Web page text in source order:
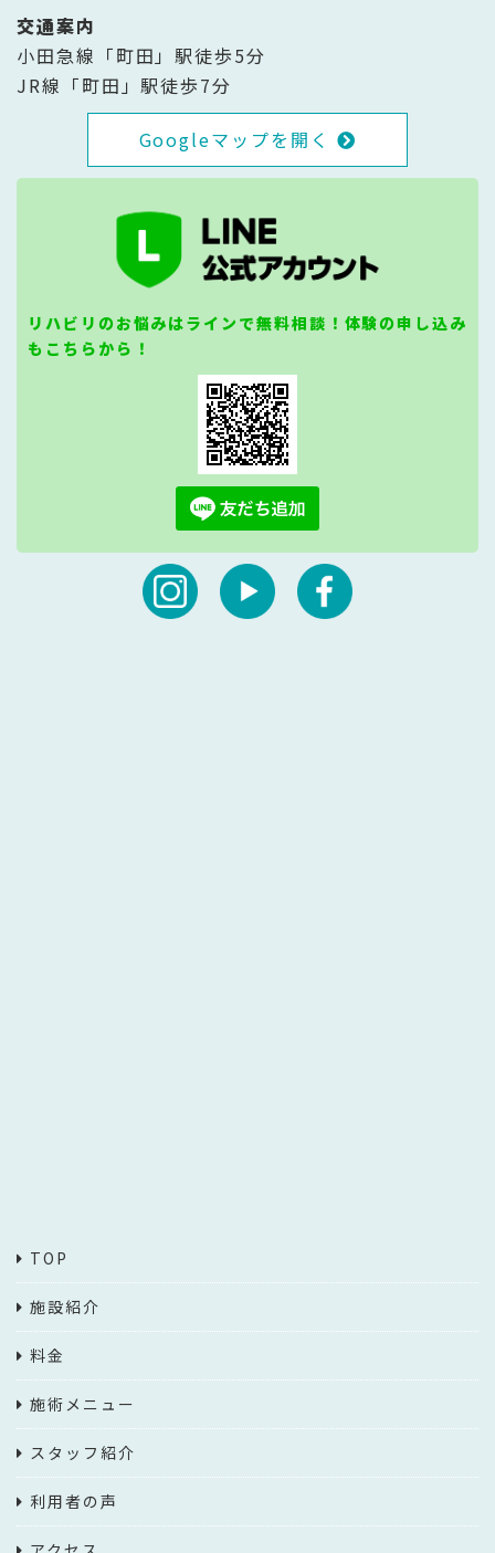
交通案内
小田急線「町田」駅徒歩5分
JR線「町田」駅徒歩7分
Googleマップを開く
リハビリのお悩みはラインで無料相談！体験の申し込み
もこちらから！
TOP
施設紹介
料金
施術メニュー
スタッフ紹介
利用者の声